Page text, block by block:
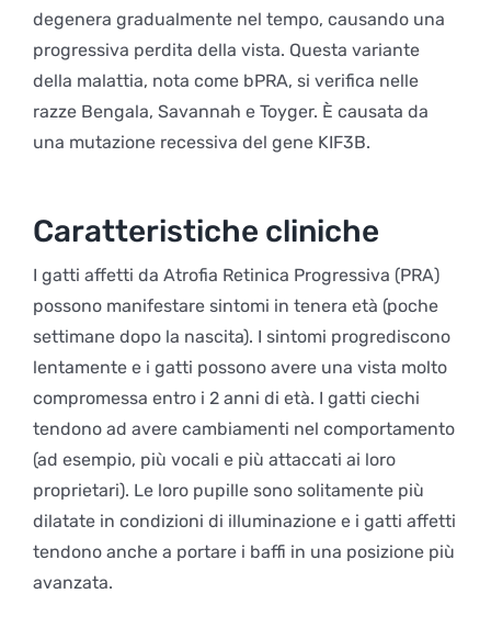
degenera gradualmente nel tempo, causando una
progressiva perdita della vista. Questa variante
della malattia, nota come bPRA, si verifica nelle
razze Bengala, Savannah e Toyger. È causata da
una mutazione recessiva del gene KIF3B.
Caratteristiche cliniche
I gatti affetti da Atrofia Retinica Progressiva (PRA)
possono manifestare sintomi in tenera età (poche
settimane dopo la nascita). I sintomi progrediscono
lentamente e i gatti possono avere una vista molto
compromessa entro i 2 anni di età. I gatti ciechi
tendono ad avere cambiamenti nel comportamento
(ad esempio, più vocali e più attaccati ai loro
proprietari). Le loro pupille sono solitamente più
dilatate in condizioni di illuminazione e i gatti affetti
tendono anche a portare i baffi in una posizione più
avanzata.